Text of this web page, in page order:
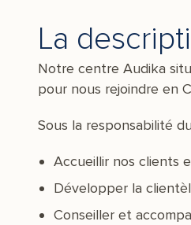
La
Notre centre Audika
pour nous rejoindre en
Sous la responsabilité
Accueillir nos clients
Développer la
Conseiller et